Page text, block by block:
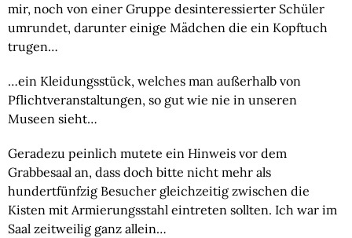
mir, noch von einer Gruppe desinteressierter Schüler
umrundet, darunter einige Mädchen die ein Kopftuch
trugen…
…ein Kleidungsstück, welches man außerhalb von
Pflichtveranstaltungen, so gut wie nie in unseren
Museen sieht…
Geradezu peinlich mutete ein Hinweis vor dem
Grabbesaal an, dass doch bitte nicht mehr als
hundertfünfzig Besucher gleichzeitig zwischen die
Kisten mit Armierungsstahl eintreten sollten. Ich war im
Saal zeitweilig ganz allein…